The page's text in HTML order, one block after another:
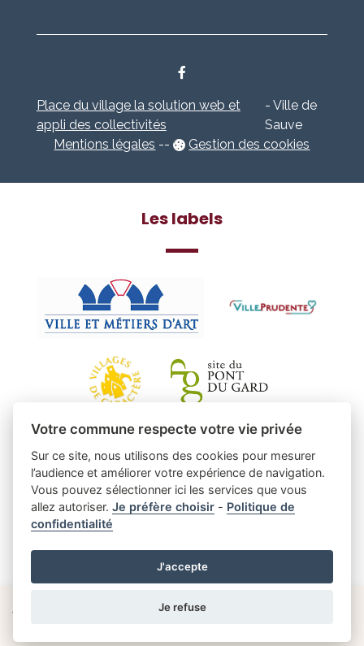
Place du village la solution web et
appli des collectivités
- Ville de
Sauve
Mentions légales -- Gestion des cookies
Les labels
Votre commune respecte votre vie privée
Sur ce site, nous utilisons des cookies pour mesurer
l’audience et améliorer votre expérience de navigation.
Vous pouvez sélectionner ici les services que vous
allez autoriser.Je préfère choisir - Politique de
confidentialité
J'accepte
Je refuse